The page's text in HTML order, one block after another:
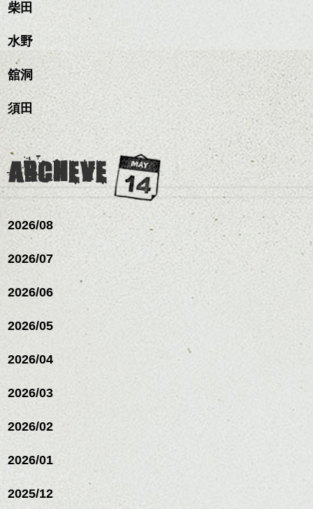
ヘアカラー/ハイライト/ダブ
リートメント/ブリーチ/イン
ナーカラー/イルミナカラー/
レイヤージュ/縮毛矯正
ハンサムショート／ヘッド
スパ／伸びても目立たない
ルカラー/髪質改善/TOKIOト
リートメント/ブリーチ/イン
に。
ンジの事、髪質に合った
お手入れ方法等、
是非なんでもご相談して
下さいね。
お待ちしております。
リートメント/ブリーチ/イン
ーリングをプラスして透
明感を表現すると
更に雰囲気が出やすくな
単になりますよ。
さり気ない程度にハイラ
イトをいれるのもおすす
め。
スタイリングも簡単で、
ワックスとオイル、バー
ム等の質感を調整しやす
いものを全体になじませ
ながら
整えるだけですよ。
これからのスタイルチェ
ンジの事等
下さい。
お待ちしております
シバタ
質感をかるくととのえな
がら耳かけアレンジする
のも良い感じです。
これからのスタイルチェ
ンジ、似合うカラーリン
グの事やお手入れ方法な
是非なんでもご相談して
下さいね。
シバタ
柴田
水野
舘洞
須田
ARCHEVE
2026/08
2026/07
2026/06
2026/05
2026/04
2026/03
2026/02
2026/01
2025/12